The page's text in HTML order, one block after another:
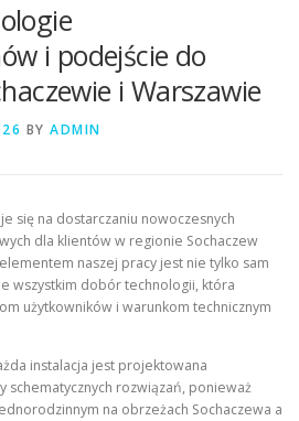
Z KAMERĄ BLOG
i podejście do
i Warszawie
BY ADMIN
się na dostarczaniu nowoczesnych
dla klientów w regionie Sochaczew
naszej pracy jest nie tylko sam
wszystkim dobór technologii, która
użytkowników i warunkom technicznym
instalacja jest projektowana
schematycznych rozwiązań, ponieważ
na obrzeżach Sochaczewa a